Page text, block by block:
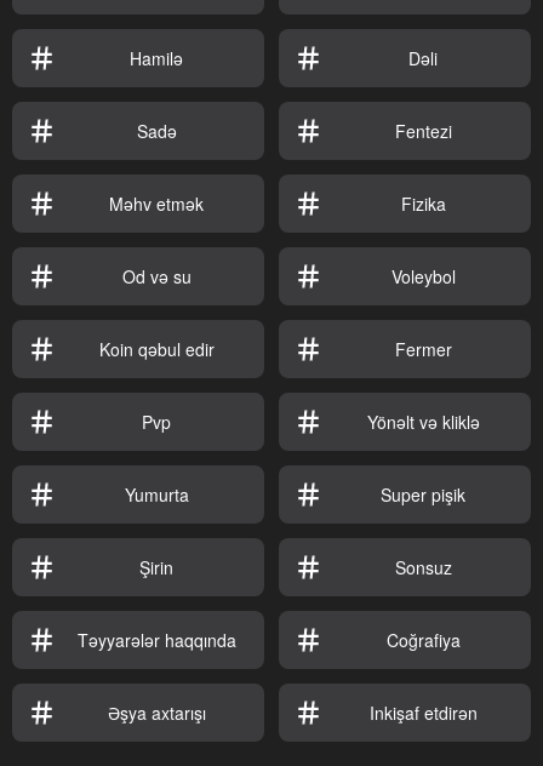
Hamilə Dəli
Sadə Fentezi
Məhv etmək Fizika
Od və su Voleybol
Koin qəbul edir Fermer
Pvp Yönəlt və kliklə
Yumurta Super pişik
Şirin Sonsuz
Təyyarələr haqqında Coğrafiya
Əşya axtarışı Inkişaf etdirən